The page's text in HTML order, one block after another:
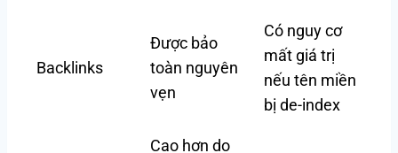
Backlinks
Được bảo
toàn nguyên
vẹn
Có nguy cơ
mất giá trị
nếu tên miền
bị de-index
Cao hơn do